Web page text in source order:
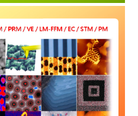
2020-11-01
2020-08-01
2020-07-01